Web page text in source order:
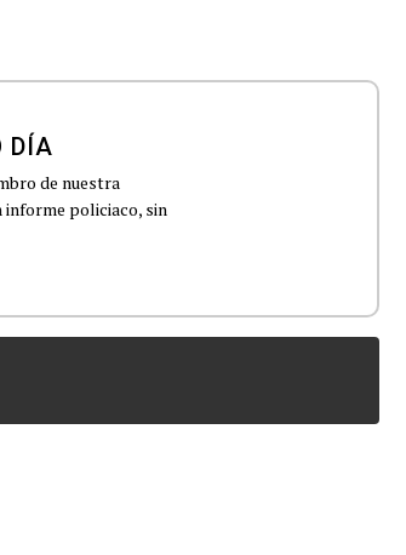
DÍA
de nuestra
informe policiaco, sin